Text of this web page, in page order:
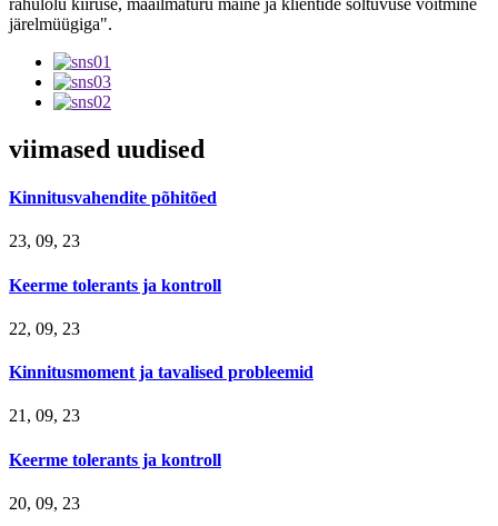
rahulolu kiiruse, maailmaturu maine ja klientide sõltuvuse võitmine
järelmüügiga".
viimased uudised
Kinnitusvahendite põhitõed
23, 09, 23
Keerme tolerants ja kontroll
22, 09, 23
Kinnitusmoment ja tavalised probleemid
21, 09, 23
Keerme tolerants ja kontroll
20, 09, 23